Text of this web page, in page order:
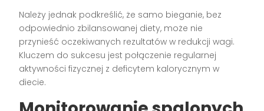
Należy jednak podkreślić, że samo bieganie, bez
odpowiednio zbilansowanej diety, może nie
przynieść oczekiwanych rezultatów w redukcji wagi.
Kluczem do sukcesu jest połączenie regularnej
aktywności fizycznej z deficytem kalorycznym w
diecie.